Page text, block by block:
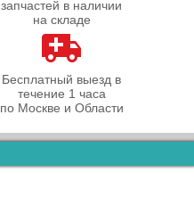
запчастей в наличии
на складе
Бесплатный выезд в
течение 1 часа
по Москве и Области